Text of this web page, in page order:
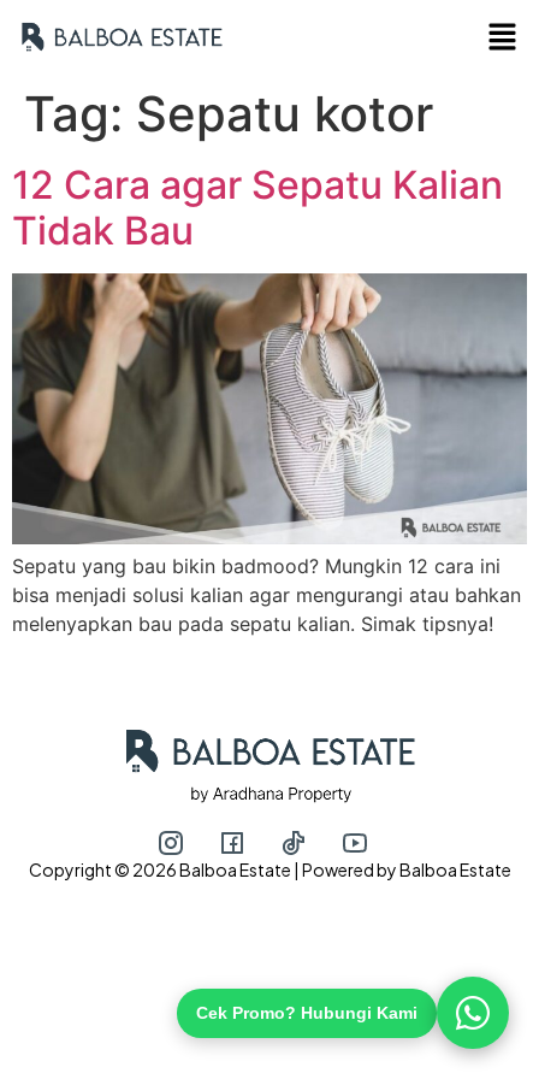
Tag: Sepatu kotor
12 Cara agar Sepatu Kalian
Tidak Bau
Sepatu yang bau bikin badmood? Mungkin 12 cara ini
bisa menjadi solusi kalian agar mengurangi atau bahkan
melenyapkan bau pada sepatu kalian. Simak tipsnya!
Copyright © 2026 Balboa Estate | Powered by Balboa Estate
Cek Promo? Hubungi Kami
Nama Lengkap
Hubungi via WhatsApp